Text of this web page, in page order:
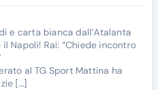
e carta bianca dall’Atalanta
il Napoli! Rai: “Chiede incontro
al TG Sport Mattina ha
[…]